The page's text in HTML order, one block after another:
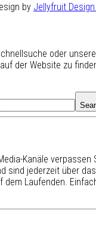
by Jellyfruit
oder
der Website zu
Kanäle verpassen
sind jederzeit über
dem Laufenden.